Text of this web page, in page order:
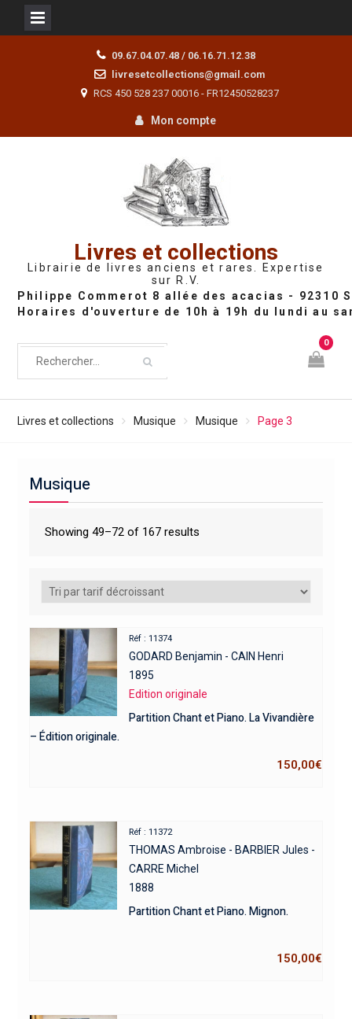
09.67.04.07.48 / 06.16.71.12.38
livresetcollections@gmail.com
RCS 450 528 237 00016 - FR12450528237
Mon compte
Livres et collections
Librairie de livres anciens et rares. Expertise
sur R.V.
0
Livres et collections Musique Musique Page 3
Musique
Showing 49–72 of 167 results
Réf : 11374
GODARD Benjamin - CAIN Henri
1895
Edition originale
Partition Chant et Piano. La Vivandière
– Édition originale.
150,00€
Réf : 11372
THOMAS Ambroise - BARBIER Jules -
CARRE Michel
1888
Partition Chant et Piano. Mignon.
150,00€